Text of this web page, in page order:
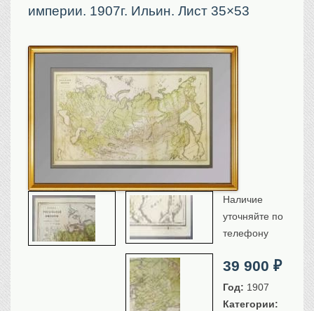
Портреты царской семьи
Санкт-Петербург
Российская империя
Прочие
Старинные карты
Российская империя
Европа
Мир
Исторические карты
Виды городов
Москва
Российская империя
империи. 1907г. Ильин. Лист 35×53
39 900₽
Наличие
уточняйте по
телефону
Год: 1907
Категории: